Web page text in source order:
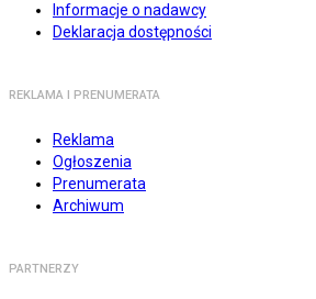
Informacje o nadawcy
Deklaracja dostępności
REKLAMA I PRENUMERATA
Reklama
Ogłoszenia
Prenumerata
Archiwum
PARTNERZY